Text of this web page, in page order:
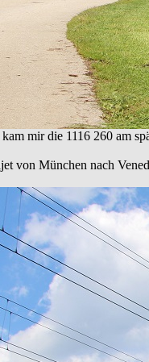
mir die 1116 260 am
von München nach